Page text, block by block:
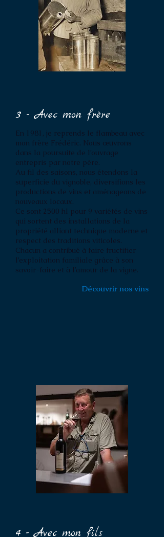
3 - Avec mon frère
En 1981, je reprends le flambeau avec
mon frère Frédéric. Nous œuvrons
dans la poursuite de l’ouvrage
entrepris par notre père.
Au fil des saisons, nous étendons la
superficie du vignoble, diversifions les
productions de vins et aménageons de
nouveaux locaux.
Ce sont 2500 hl pour 9 variétés de vins
qui sortent des installations de la
propriété alliant technique moderne et
respect des traditions viticoles.
Chacun a contribué à faire fructifier
l’exploitation familiale grâce à son
savoir-faire et à l’amour de la vigne.
Découvrir nos vins
4 - Avec mon fils